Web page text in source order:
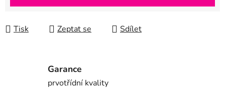
Tisk Zeptat se Sdílet
Garance
prvotřídní kvality